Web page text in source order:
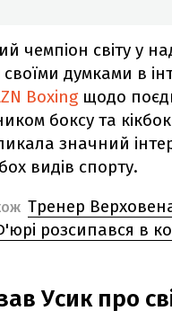
чемпіон світу у
своїми думками в
Boxingщодо
боксу та
значний
видів спорту.
Тренер
розсипався в
Усик про